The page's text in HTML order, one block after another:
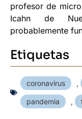
profesor de
Icahn de
probablemente
Etiquetas
coronavirus ,
pandemia ,